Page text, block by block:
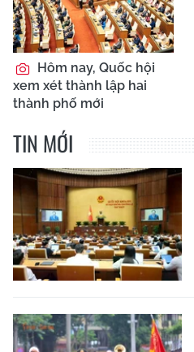
Hôm nay, Quốc hội
xem xét thành lập hai
thành phố mới
TIN MỚI